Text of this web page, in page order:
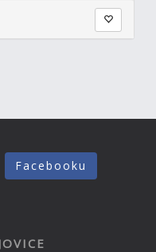
Facebooku